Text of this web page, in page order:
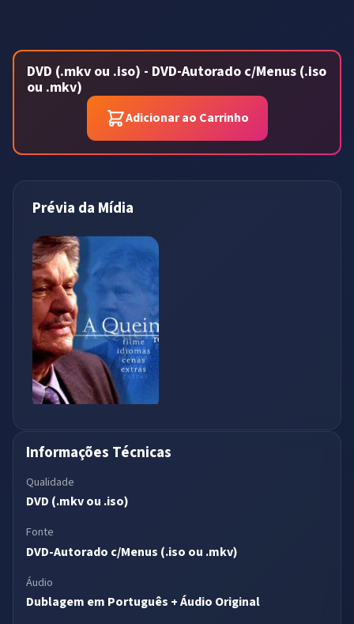
DVD (.mkv ou .iso) - DVD-Autorado c/Menus (.iso
ou .mkv)
Adicionar ao Carrinho
Prévia da Mídia
Informações Técnicas
Qualidade
DVD (.mkv ou .iso)
Fonte
DVD-Autorado c/Menus (.iso ou .mkv)
Áudio
Dublagem em Português + Áudio Original